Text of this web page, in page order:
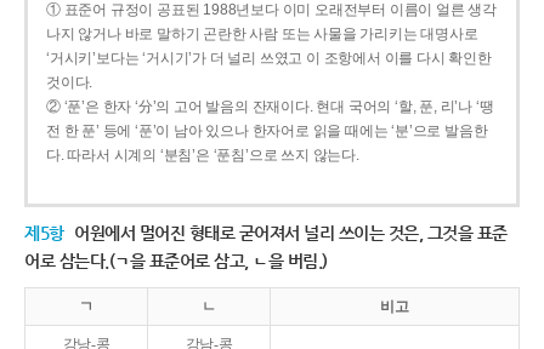
① 표준어 규정이 공표된 1988년보다 이미 오래전부터 이름이 얼른 생각
나지 않거나 바로 말하기 곤란한 사람 또는 사물을 가리키는 대명사로
‘거시키’보다는 ‘거시기’가 더 널리 쓰였고 이 조항에서 이를 다시 확인한
것이다.
② ‘푼’은 한자 ‘分’의 고어 발음의 잔재이다. 현대 국어의 ‘할, 푼, 리’나 ‘땡
전 한 푼’ 등에 ‘푼’이 남아 있으나 한자어로 읽을 때에는 ‘분’으로 발음한
다. 따라서 시계의 ‘분침’은 ‘푼침’으로 쓰지 않는다.
제5항 어원에서 멀어진 형태로 굳어져서 널리 쓰이는 것은, 그것을 표준
어로 삼는다.(ㄱ을 표준어로 삼고, ㄴ을 버림.)
ㄱ ㄴ 비고
강낭-콩 강남-콩